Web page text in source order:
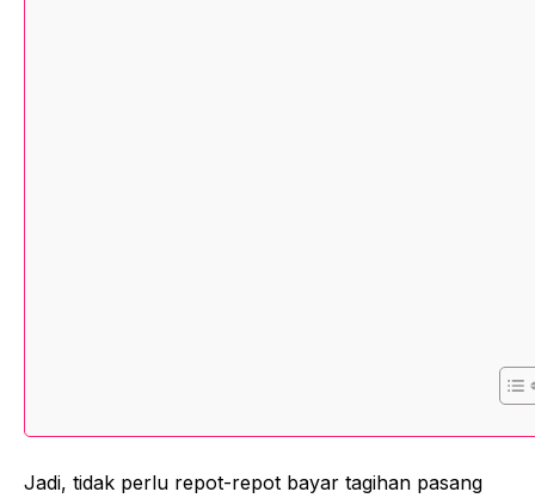
Jadi, tidak perlu repot-repot bayar tagihan pasang